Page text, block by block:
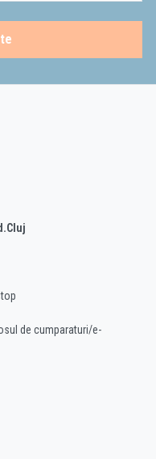
de cumparaturi/e-